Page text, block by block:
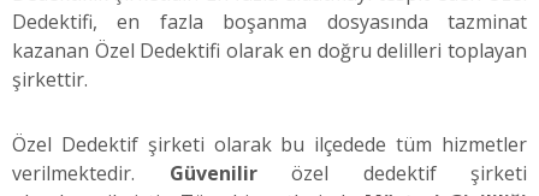
Dedektifi, en fazla boşanma dosyasında tazminat
kazanan Özel Dedektifi olarak en doğru delilleri toplayan
şirkettir.
Özel Dedektif şirketi olarak bu ilçedede tüm hizmetler
verilmektedir. Güvenilirözel dedektif şirketi